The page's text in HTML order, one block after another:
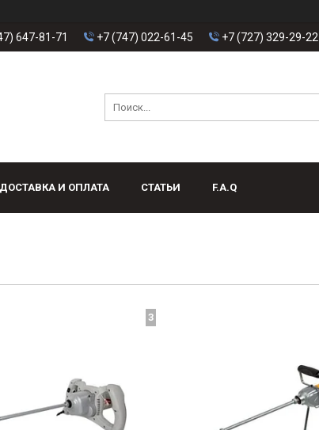
647-81-71 +7 (747) 022-61-45 +7 (727) 329-29-22
ДОСТАВКА И ОПЛАТА СТАТЬИ F.A.Q
3